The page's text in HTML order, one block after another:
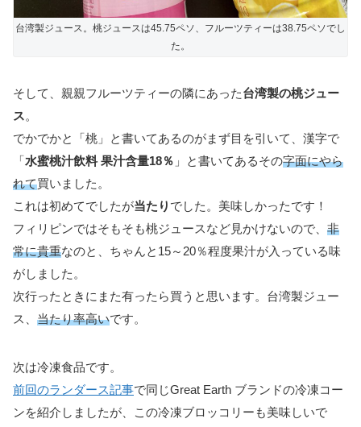
台湾製ジュース。桃ジュースは45.75ペソ、フルーツティーは38.75ペソでし
た。
そして、親親フルーツティーの隣にあった台湾製の桃ジュー
ス。
でかでかと「桃」と書いてあるのがまず目を引いて、漢字で
「水蜜桃汁飲料 果汁含量18％ 」と書いてあるその字面にやら
れて買いました。
これは初めてでしたが当たり でした。美味しかったです！
フィリピンではそもそも桃ジュースなど見かけないので、 非
常に貴重なのと、ちゃんと15～20％程度果汁が入っている味
がしました。
次行ったときにまた有ったら買うと思います。台湾製ジュー
ス、 当たり率高いです。
次は冷凍食品です。
前回のランダース記事で同じGreat Earth ブランドの冷凍コー
ンを紹介しましたが、この冷凍ブロッコリーも美味しいで